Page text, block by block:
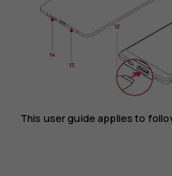
This user guide applies to